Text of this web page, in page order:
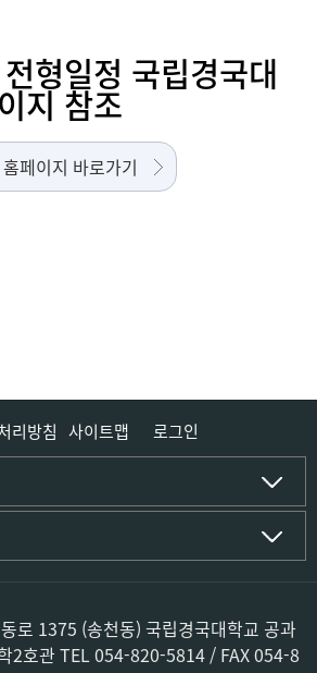
형일정 국립경국대
지 참조
페이지 바로가기
리방침 사이트맵 로그인
학전공
기금
로 1375 (송천동) 국립경국대학교 공과
2호관 TEL 054-820-5814 / FAX 054-8